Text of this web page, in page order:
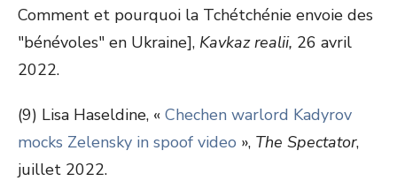
Comment et pourquoi la Tchétchénie envoie des
"bénévoles" en Ukraine], Kavkaz realii, 26 avril
2022.
(9) Lisa Haseldine, « Chechen warlord Kadyrov
mocks Zelensky in spoof video », The Spectator,
juillet 2022.